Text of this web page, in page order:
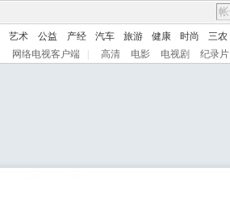
艺术 公益 产经 汽车 旅游 健康 时尚 三农
网络电视客户端 高清 电影 电视剧 纪录片